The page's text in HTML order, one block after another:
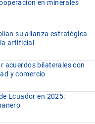
en minerales
su alianza estratégica
artificial
acuerdos bilaterales con
y comercio
Ecuador en 2025: